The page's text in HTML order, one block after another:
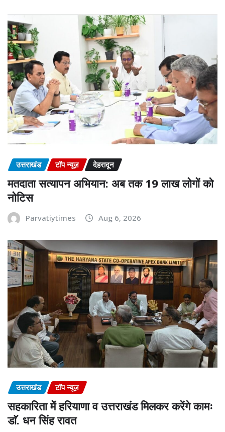
उत्तराखंड टॉप न्यूज़ देहरादून
मतदाता सत्यापन अभियान: अब तक 19 लाख लोगों को
नोटिस
Parvatiytimes Aug 6, 2026
उत्तराखंड टॉप न्यूज़
सहकारिता में हरियाणा व उत्तराखंड मिलकर करेंगे कामः
डाॅ. धन सिंह रावत